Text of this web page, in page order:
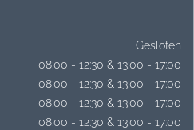
Gesloten
08:00 - 12:30 & 13:00 - 17:00
08:00 - 12:30 & 13:00 - 17:00
08:00 - 12:30 & 13:00 - 17:00
08:00 - 12:30 & 13:00 - 17:00